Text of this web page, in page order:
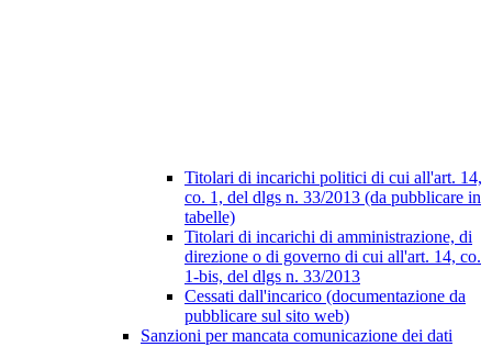
Titolari di incarichi politici di cui all'art. 14,
co. 1, del dlgs n. 33/2013 (da pubblicare in
tabelle)
Titolari di incarichi di amministrazione, di
direzione o di governo di cui all'art. 14, co.
1-bis, del dlgs n. 33/2013
Cessati dall'incarico (documentazione da
pubblicare sul sito web)
Sanzioni per mancata comunicazione dei dati